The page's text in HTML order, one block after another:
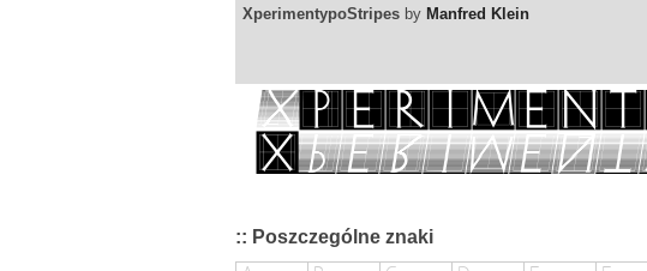
XperimentypoStripes by Manfred Klein
:: Poszczególne znaki